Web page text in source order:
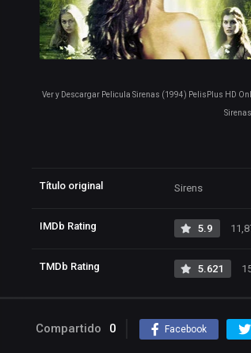
Ver y Descargar Pelicula Sirenas (1994) PelisPlus HD
Título original Sirens
IMDb Rating 5.9
TMDb Rating 5.621
Compartido 0 Facebook